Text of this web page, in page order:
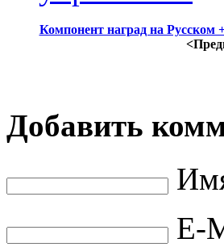
Компонент наград на Русском
Добавить
E-